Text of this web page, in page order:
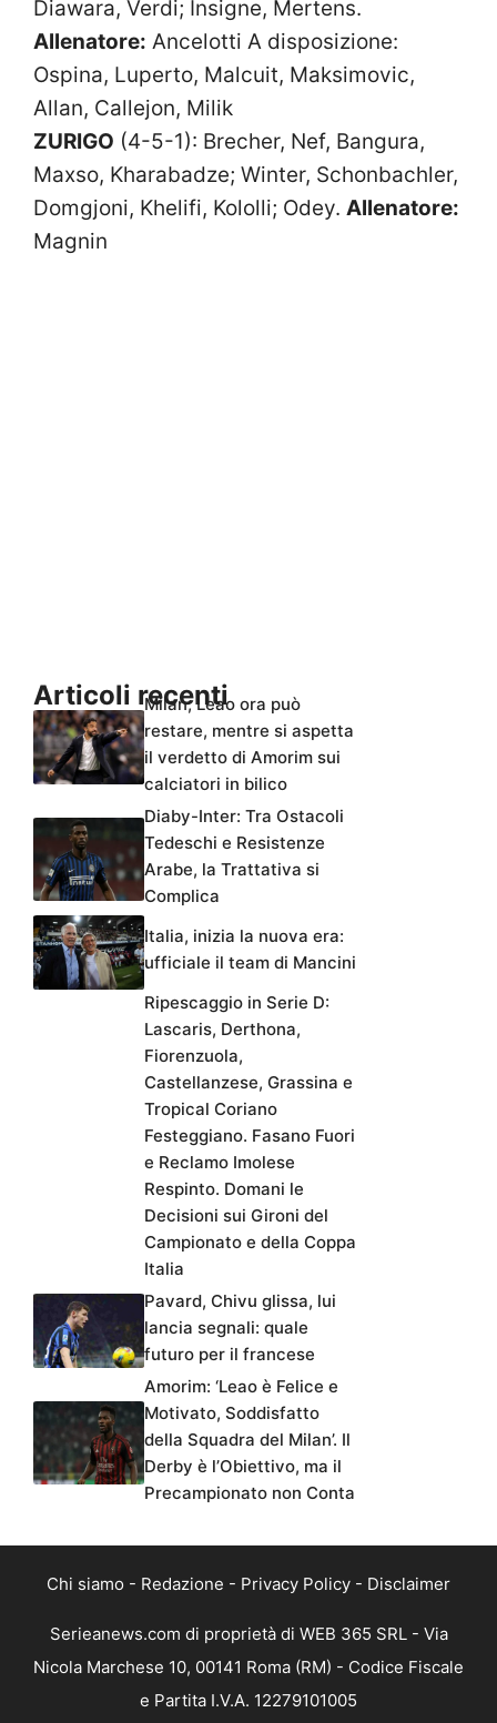
Diawara, Verdi; Insigne, Mertens.
Allenatore: Ancelotti A disposizione:
Ospina, Luperto, Malcuit, Maksimovic,
Allan, Callejon, Milik
ZURIGO (4-5-1): Brecher, Nef, Bangura,
Maxso, Kharabadze; Winter, Schonbachler,
Domgjoni, Khelifi, Kololli; Odey. Allenatore:
Magnin
Articoli recenti
Milan, Leao ora può
restare, mentre si aspetta
il verdetto di Amorim sui
calciatori in bilico
Diaby-Inter: Tra Ostacoli
Tedeschi e Resistenze
Arabe, la Trattativa si
Complica
Italia, inizia la nuova era:
ufficiale il team di Mancini
Ripescaggio in Serie D:
Lascaris, Derthona,
Fiorenzuola,
Castellanzese, Grassina e
Tropical Coriano
Festeggiano. Fasano Fuori
e Reclamo Imolese
Respinto. Domani le
Decisioni sui Gironi del
Campionato e della Coppa
Italia
Pavard, Chivu glissa, lui
lancia segnali: quale
futuro per il francese
Amorim: ‘Leao è Felice e
Motivato, Soddisfatto
della Squadra del Milan’. Il
Derby è l’Obiettivo, ma il
Precampionato non Conta
Chi siamo - Redazione - Privacy Policy - Disclaimer
Serieanews.com di proprietà di WEB 365 SRL - Via
Nicola Marchese 10, 00141 Roma (RM) - Codice Fiscale
e Partita I.V.A. 12279101005